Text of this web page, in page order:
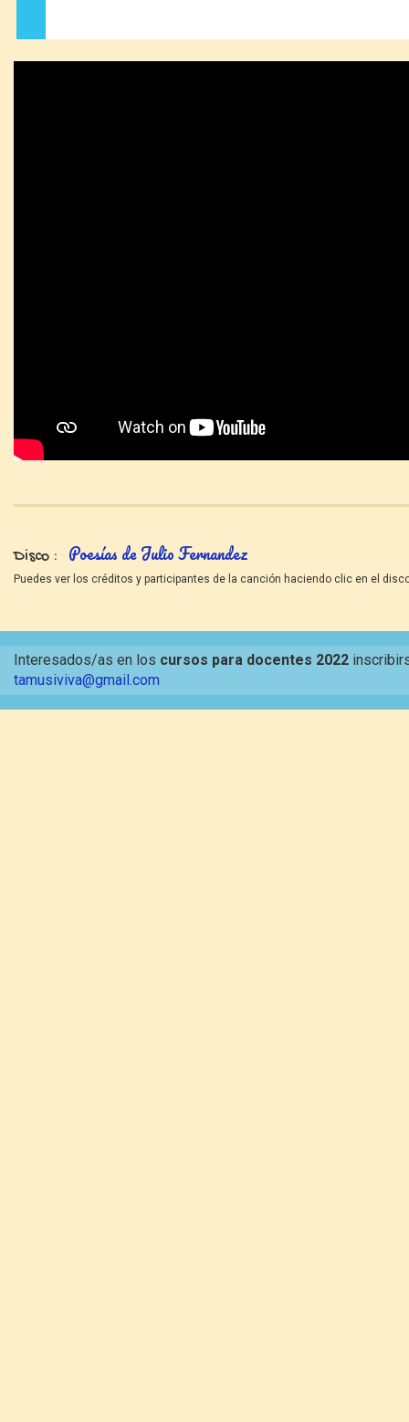
Disco Poesías de Julio Fernandez
Puedes ver los créditos y participantes de la canción haciendo clic en el
Interesados/as en los cursos para docentes 2022
tamusiviva@gmail.com